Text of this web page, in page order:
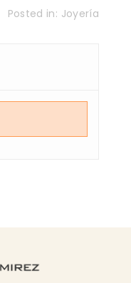
Posted in: Joyería